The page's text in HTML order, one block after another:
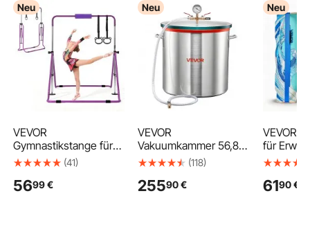
Neu
VEVOR
Gymnastikstange für
Kinder mit 63,5 kg
Turnreck mit
(41)
5699€
Neu
VEVOR
Vakuumkammer 56,8 L
aus
Entgasungskammer
(118)
25590 €
Neu
VEVOR
für
cm),
6190€